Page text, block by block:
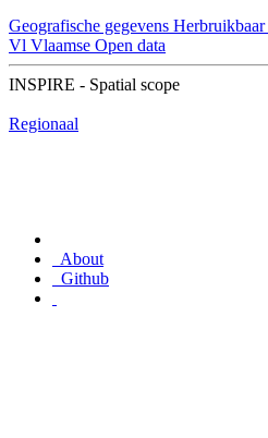
Geografische gegevens Herbruikbaar
Vl Vlaamse Open data
INSPIRE - Spatial scope
Regionaal
About
Github